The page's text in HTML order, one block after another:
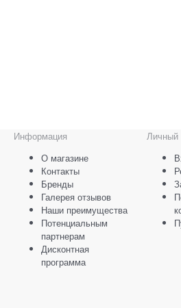
Информация
О магазине
Контакты
Бренды
Галерея отзывов
Наши преимущества
Потенциальным
партнерам
Дисконтная
программа
Личный